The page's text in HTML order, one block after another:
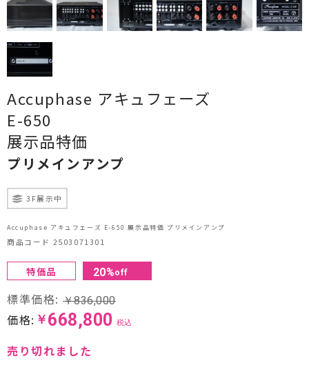
スピーカー
オーディオアクセサリー
オーディオその他
AVアンプ
サウンドバー・アンプ内蔵型スピーカー
センタースピーカー・サブウーファー
Accuphase アキュフェーズ
E-650
展示品特価
プリメインアンプ
3F展示中
Accuphase アキュフェーズ E-650 展示品特価 プリメインアンプ
商品コード 2503071301
特価品 20%off
標準価格: ￥836,000
価格: ￥ 668,800 税込
売り切れました